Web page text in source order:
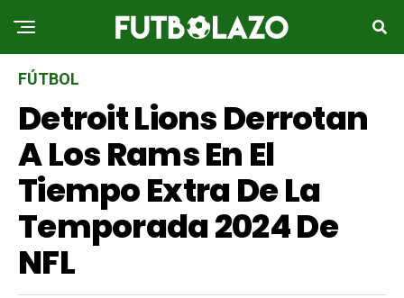
FÚTBOL
Detroit Lions Derrotan
A Los Rams En El
Tiempo Extra De La
Temporada 2024 De
NFL